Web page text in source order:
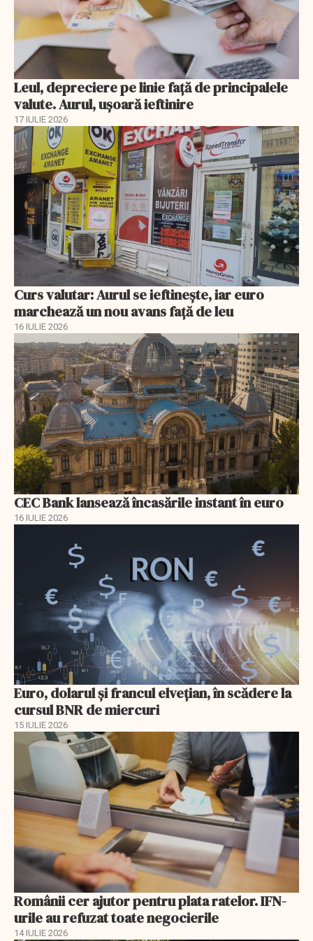
Leul, depreciere pe linie faţă de principalele
valute. Aurul, uşoară ieftinire
17 IULIE 2026
Curs valutar: Aurul se ieftinește, iar euro
marchează un nou avans faţă de leu
16 IULIE 2026
CEC Bank lansează încasările instant în euro
16 IULIE 2026
Euro, dolarul și francul elvețian, în scădere la
cursul BNR de miercuri
15 IULIE 2026
Românii cer ajutor pentru plata ratelor. IFN-
urile au refuzat toate negocierile
14 IULIE 2026